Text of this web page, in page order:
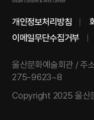
개인정보처리방침
이메일무단수집거부
울산문화예술회관 /주
275-9623~8
Copyright 2025 울산